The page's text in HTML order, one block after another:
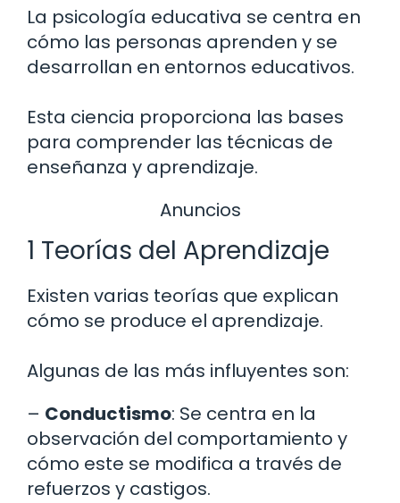
La psicología educativa se centra en
cómo las personas aprenden y se
desarrollan en entornos educativos.
Esta ciencia proporciona las bases
para comprender las técnicas de
enseñanza y aprendizaje.
Anuncios
1 Teorías del Aprendizaje
Existen varias teorías que explican
cómo se produce el aprendizaje.
Algunas de las más influyentes son:
– Conductismo: Se centra en la
observación del comportamiento y
cómo este se modifica a través de
refuerzos y castigos.